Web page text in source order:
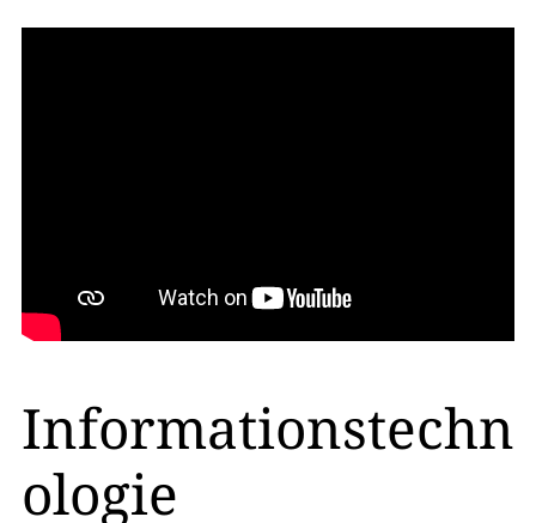
Informationstechn
ologie